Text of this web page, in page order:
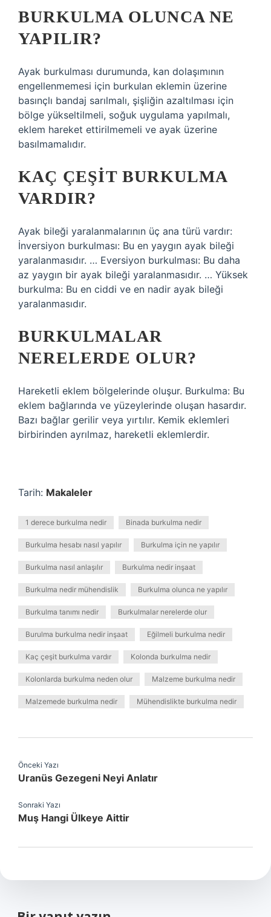
BURKULMA OLUNCA NE
YAPILIR?
Ayak burkulması durumunda, kan dolaşımının
engellenmemesi için burkulan eklemin üzerine
basınçlı bandaj sarılmalı, şişliğin azaltılması için
bölge yükseltilmeli, soğuk uygulama yapılmalı,
eklem hareket ettirilmemeli ve ayak üzerine
basılmamalıdır.
KAÇ ÇEŞIT BURKULMA
VARDIR?
Ayak bileği yaralanmalarının üç ana türü vardır:
İnversiyon burkulması: Bu en yaygın ayak bileği
yaralanmasıdır. … Eversiyon burkulması: Bu daha
az yaygın bir ayak bileği yaralanmasıdır. … Yüksek
burkulma: Bu en ciddi ve en nadir ayak bileği
yaralanmasıdır.
BURKULMALAR
NERELERDE OLUR?
Hareketli eklem bölgelerinde oluşur. Burkulma: Bu
eklem bağlarında ve yüzeylerinde oluşan hasardır.
Bazı bağlar gerilir veya yırtılır. Kemik eklemleri
birbirinden ayrılmaz, hareketli eklemlerdir.
Tarih: Makaleler
1 derece burkulma nedir Binada burkulma nedir
Burkulma hesabı nasıl yapılır Burkulma için ne yapılır
Burkulma nasıl anlaşılır Burkulma nedir inşaat
Burkulma nedir mühendislik Burkulma olunca ne yapılır
Burkulma tanımı nedir Burkulmalar nerelerde olur
Burulma burkulma nedir inşaat Eğilmeli burkulma nedir
Kaç çeşit burkulma vardır Kolonda burkulma nedir
Kolonlarda burkulma neden olur Malzeme burkulma nedir
Malzemede burkulma nedir Mühendislikte burkulma nedir
Önceki Yazı
Uranüs Gezegeni Neyi Anlatır
Sonraki Yazı
Muş Hangi Ülkeye Aittir